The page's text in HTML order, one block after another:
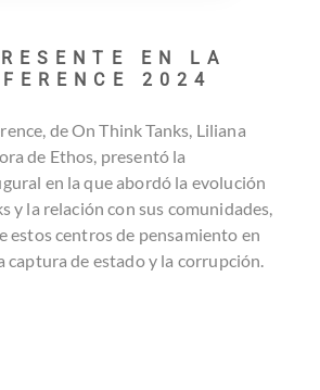
EN LA
2024
de On Think Tanks, Liliana
de Ethos, presentó la
en la que abordó la evolución
y la relación con sus comunidades,
estos centros de pensamiento en
captura de estado y la corrupción.